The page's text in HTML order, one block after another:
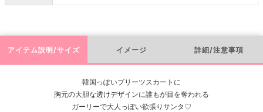
アイテム説明/サイズ イメージ 詳細/注意事項
韓国っぽいプリーツスカートに
胸元の大胆な透けデザインに誰もが目を奪われる
ガーリーで大人っぽい欲張りサンタ♡